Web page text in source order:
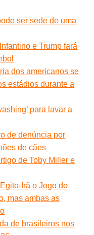
ser sede de uma
e Trump fará
dos americanos se
estádios durante a
para lavar a
de denúncia por
de cães
de Toby Miller e
Irã o Jogo do
mas ambas as
de brasileiros nos